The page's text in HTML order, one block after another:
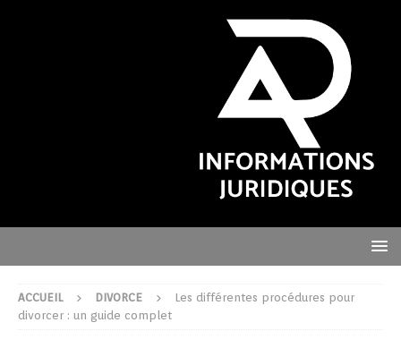
ACCUEIL DIVORCE
Les différentes procédures pour
divorcer : un guide complet